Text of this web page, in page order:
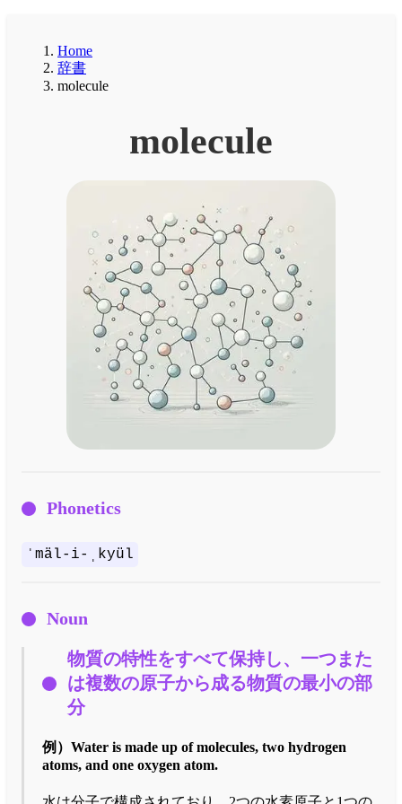
Home
辞書
molecule
molecule
Phonetics
ˈmäl-i-ˌkyül
Noun
物質の特性をすべて保持し、一つまた
は複数の原子から成る物質の最小の部
分
例） Water is made up of molecules, two hydrogen
atoms, and one oxygen atom.